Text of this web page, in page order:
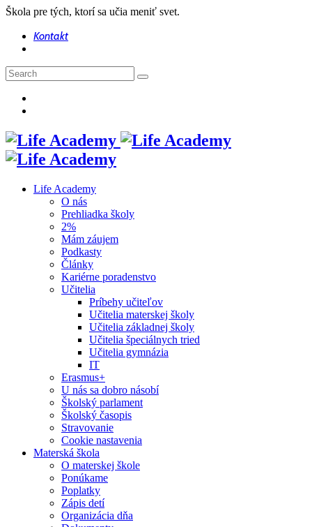
Škola pre tých, ktorí sa učia meniť svet.
Kontakt
Life Academy
O nás
Prehliadka školy
2%
Mám záujem
Podkasty
Články
Kariérne poradenstvo
Učitelia
Príbehy učiteľov
Učitelia materskej školy
Učitelia základnej školy
Učitelia špeciálnych tried
Učitelia gymnázia
IT
Erasmus+
U nás sa dobro násobí
Školský parlament
Školský časopis
Stravovanie
Cookie nastavenia
Materská škola
O materskej škole
Ponúkame
Poplatky
Zápis detí
Organizácia dňa